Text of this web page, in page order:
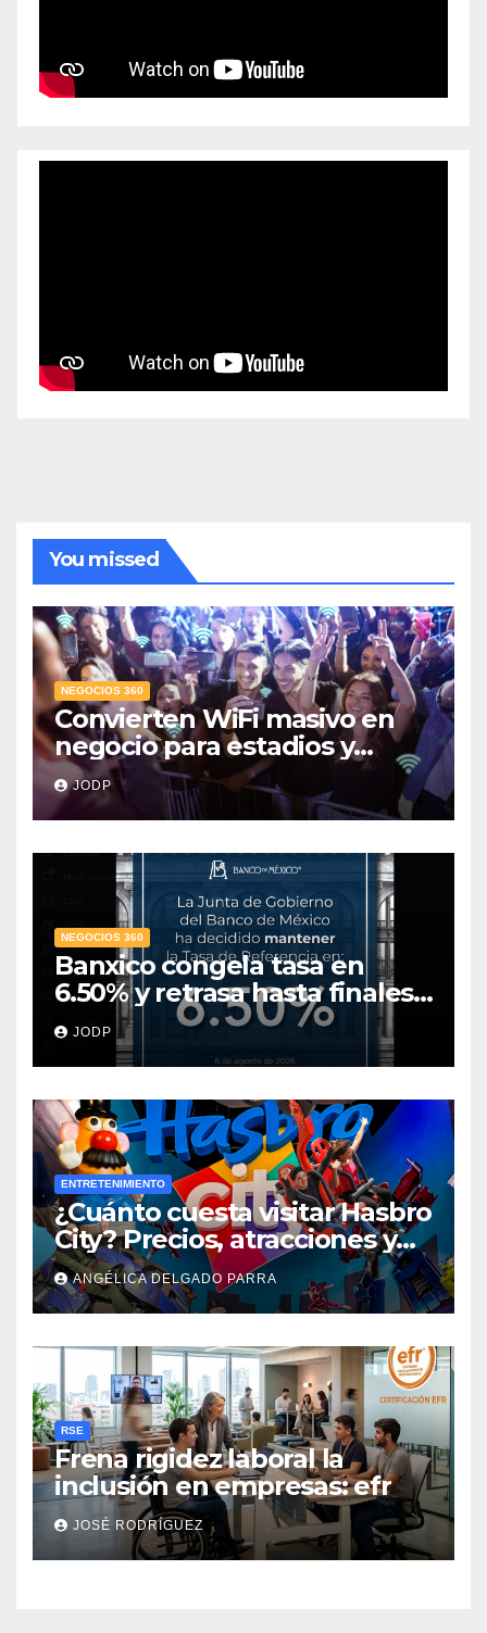
You missed
NEGOCIOS 360
Convierten WiFi masivo en
negocio para estadios y
festivales
JODP
NEGOCIOS 360
Banxico congela tasa en
6.50% y retrasa hasta finales
de 2027 la meta de inflación
JODP
ENTRETENIMIENTO
¿Cuánto cuesta visitar Hasbro
City? Precios, atracciones y
actividades de Summer Fest
ANGÉLICA DELGADO PARRA
RSE
Frena rigidez laboral la
inclusión en empresas: efr
JOSÉ RODRÍGUEZ